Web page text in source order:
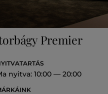
Premier
nyitva: 10:00 — 20:00